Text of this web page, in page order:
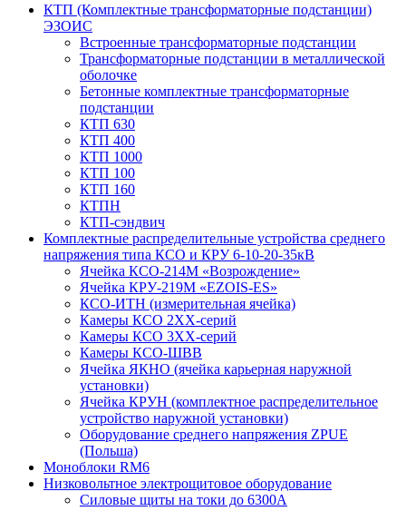
КТП (Комплектные трансформаторные подстанции)
ЭЗОИС
Встроенные трансформаторные подстанции
Трансформаторные подстанции в металлической
оболочке
Бетонные комплектные трансформаторные
подстанции
КТП 630
КТП 400
КТП 1000
КТП 100
КТП 160
КТПН
КТП-сэндвич
Комплектные распределительные устройства среднего
напряжения типа КСО и КРУ 6-10-20-35кВ
Ячейка КСО-214М «Возрождение»
Ячейка КРУ-219М «EZOIS-ES»
КСО-ИТН (измерительная ячейка)
Камеры КСО 2ХХ-серий
Камеры КСО 3ХХ-серий
Камеры КСО-ШВВ
Ячейка ЯКНО (ячейка карьерная наружной
установки)
Ячейка КРУН (комплектное распределительное
устройство наружной установки)
Оборудование среднего напряжения ZPUE
(Польша)
Моноблоки RM6
Низковольтное электрощитовое оборудование
Силовые щиты на токи до 6300А